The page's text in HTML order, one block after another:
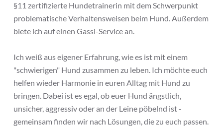
§11 zertifizierte Hundetrainerin mit dem Schwerpunkt
problematische Verhaltensweisen beim Hund. Außerdem
biete ich auf einen Gassi-Service an.
Ich weiß aus eigener Erfahrung, wie es ist mit einem
"schwierigen" Hund zusammen zu leben. Ich möchte euch
helfen wieder Harmonie in euren Alltag mit Hund zu
bringen. Dabei ist es egal, ob euer Hund ängstlich,
unsicher, aggressiv oder an der Leine pöbelnd ist -
gemeinsam finden wir nach Lösungen, die zu euch passen.